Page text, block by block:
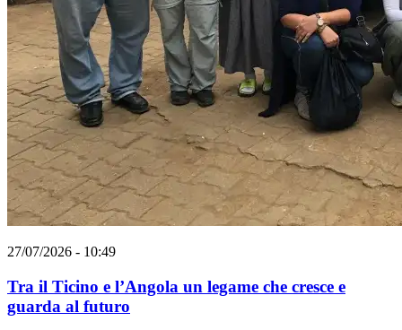
27/07/2026 - 10:49
Tra il Ticino e l’Angola un legame che cresce e
guarda al futuro